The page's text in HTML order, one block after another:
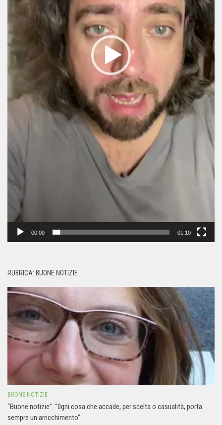
00:00 01:10
RUBRICA: BUONE NOTIZIE
BUONE NOTIZIE
“Buone notizie”. “0gni cosa che accade, per scelta o casualità, porta
sempre un arricchimento”